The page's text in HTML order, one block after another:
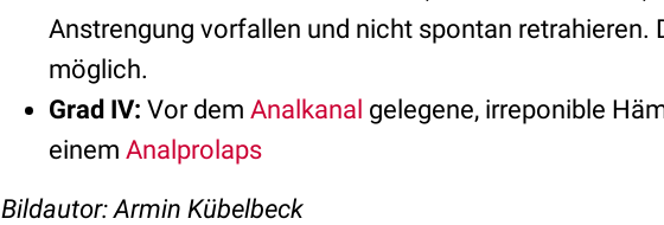
Anstrengung vorfallen und nicht spontan retrahieren.
möglich.
Grad IV: Vor dem Analkanal gelegene, irreponible
einem Analprolaps
Bildautor: Armin Kübelbeck